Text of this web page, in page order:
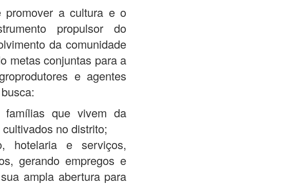
promover a cultura e o
propulsor do
da comunidade
metas conjuntas para a
e agentes
que vivem da
no distrito;
hotelaria e serviços,
gerando empregos e
ampla abertura para